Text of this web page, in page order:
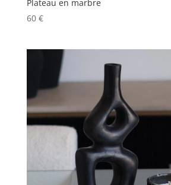
Plateau en marbre
60 €